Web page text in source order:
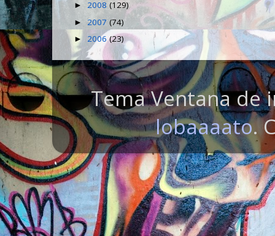
► 2008 (129)
► 2007(74)
► 2006(23)
Tema Ventana de
lobaaaato.